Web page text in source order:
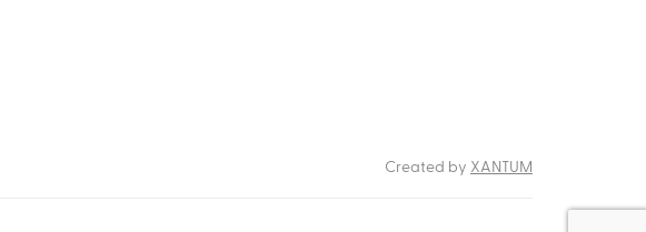
Created by XANTUM
o ciasteczkach RODO